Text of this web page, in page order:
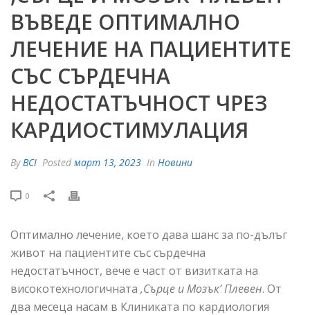
ВЪВЕДЕ ОПТИМАЛНО
ЛЕЧЕНИЕ НА ПАЦИЕНТИТЕ
СЪС СЪРДЕЧНА
НЕДОСТАТЪЧНОСТ ЧРЕЗ
КАРДИОСТИМУЛАЦИЯ
ByBCI Posted март 13, 2023 In Новини
0
Оптимално лечение, което дава шанс за по-дълъг
живот на пациентите със сърдечна
недостатъчност, вече е част от визитката на
високотехнологичната ,Сърце и Мозък’ Плевен. От
два месеца насам в Клиниката по кардиология